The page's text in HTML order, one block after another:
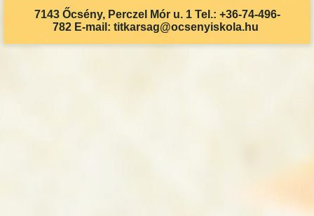
7143 Őcsény, Perczel Mór u. 1 Tel.: +36-74-496-
782 E-mail: titkarsag@ocsenyiskola.hu